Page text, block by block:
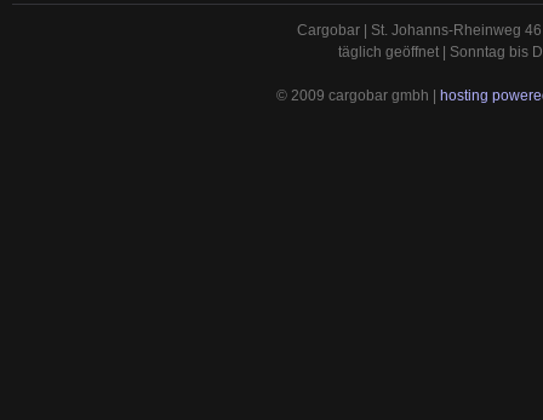
Cargobar | St. Johanns-Rheinweg
täglich geöffnet | Sonntag bis
© 2009 cargobar gmbh | hosting